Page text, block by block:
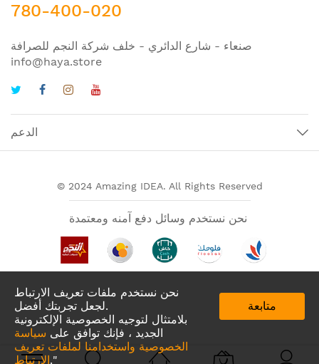
نحن نستخدم ملفات تعريف الارتباط
لجعل تجربتك أفضل.
بلامتثال لتوجيه الخصوصية الإلكترونية
الجديد ، فإنك توافق على سياسة
الخصوصية واستخدامنا لملفات تعريف
الارتباط."
متابعة
780-400-020
صنعاء - شارع الدائري - خلف شركة النجم للصرافة
info@haya.store
الدعم
© 2024 Amazing IDEA. All Rights Reserved
تطبيقات لدينا في